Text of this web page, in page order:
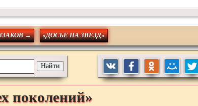
→ «ДОСЬЕ НА ЗВЕЗД»
поколений»